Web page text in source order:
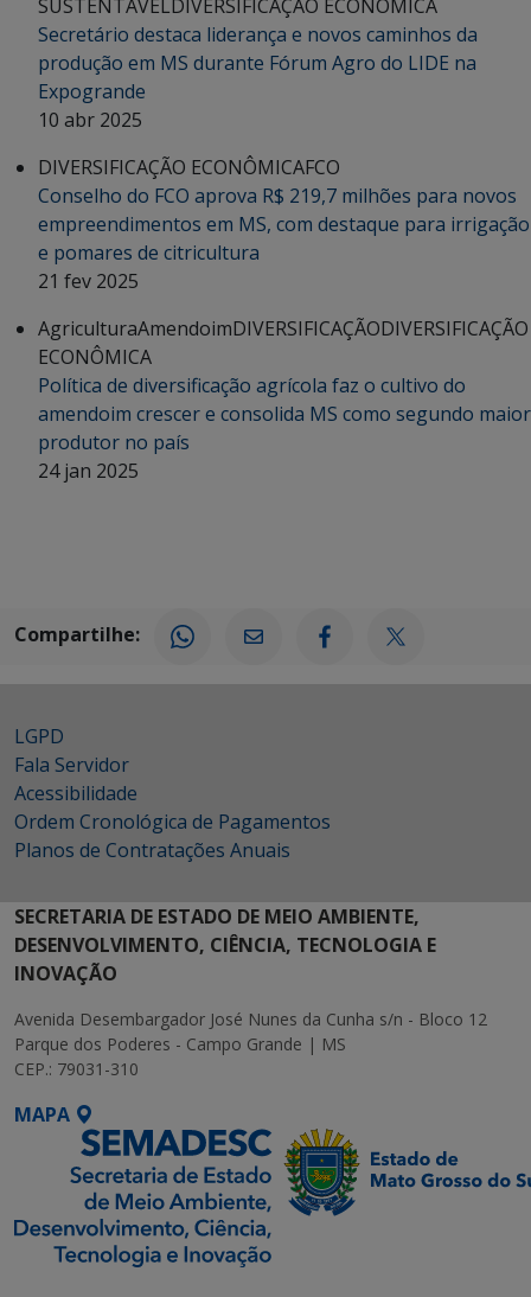
SUSTENTÁVELDIVERSIFICAÇÃO ECONÔMICA
Secretário destaca liderança e novos caminhos da
produção em MS durante Fórum Agro do LIDE na
Expogrande
10 abr 2025
DIVERSIFICAÇÃO ECONÔMICAFCO
Conselho do FCO aprova R$ 219,7 milhões para novos
empreendimentos em MS, com destaque para irrigação
e pomares de citricultura
21 fev 2025
AgriculturaAmendoimDIVERSIFICAÇÃODIVERSIFICAÇÃO
ECONÔMICA
Política de diversificação agrícola faz o cultivo do
amendoim crescer e consolida MS como segundo maior
produtor no país
24 jan 2025
Compartilhe:
LGPD
Fala Servidor
Acessibilidade
Ordem Cronológica de Pagamentos
Planos de Contratações Anuais
SECRETARIA DE ESTADO DE MEIO AMBIENTE,
DESENVOLVIMENTO, CIÊNCIA, TECNOLOGIA E
INOVAÇÃO
Avenida Desembargador José Nunes da Cunha s/n - Bloco 12
Parque dos Poderes - Campo Grande | MS
CEP.: 79031-310
MAPA